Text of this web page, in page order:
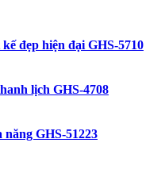
đẹp hiện đại GHS-5710
lịch GHS-4708
GHS-51223